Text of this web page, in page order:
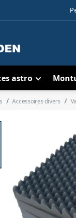
astro
Accessoires divers